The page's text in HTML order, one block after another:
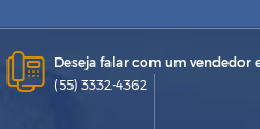
Deseja falar com um vendedor
(55) 3332-4362